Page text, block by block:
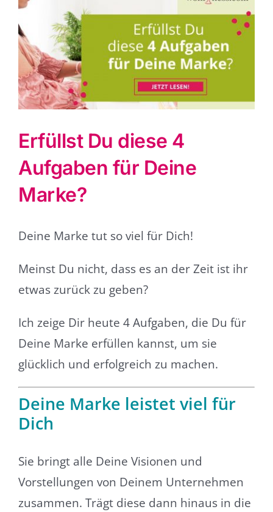
grösseres
Bild
Erfüllst Du diese 4
Aufgaben für Deine
Marke?
Deine Marke tut so viel für Dich!
Meinst Du nicht, dass es an der Zeit ist ihr
etwas zurück zu geben?
Ich zeige Dir heute 4 Aufgaben, die Du für
Deine Marke erfüllen kannst, um sie
glücklich und erfolgreich zu machen.
Deine Marke leistet viel für
Dich
Sie bringt alle Deine Visionen und
Vorstellungen von Deinem Unternehmen
zusammen. Trägt diese dann hinaus in die